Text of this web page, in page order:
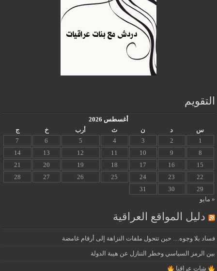
التقويم
أغسطس 2026
س
د ن ث أرب خ
ج
1
2
3
4
5
6
7
8
9
10
11
12
13
14
15
16
17
18
19
20
21
22
23
24
25
26
27
28
29
30
31
« مايو
دليل المواقع العراقية
فساد بلا وجوه… حين تتحول ملفات النزاهة إلى أرقام غامضة
بين الرمز السياسي وخطر التنازل عن هيبة الدولة
شات عراقنا